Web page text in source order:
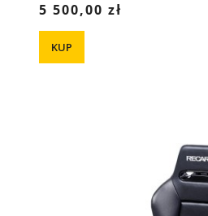
5 500,00 zł
KUP